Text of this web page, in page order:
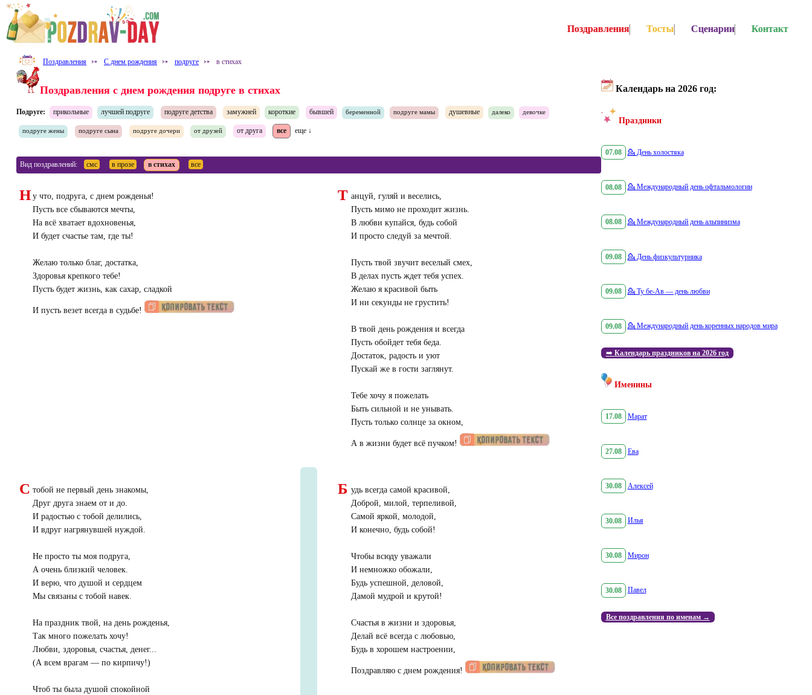
Поздравления ⤐ С днем рождения ⤐ подруге ⤐ в стихах
Поздравления с днем рождения подруге в стихах
Подруге: прикольные лучшей подруге подруге детства замужней короткие бывшей беременной подруге мамы душевные далеко девочке
подруге жены подруге сына подруге дочери от друзей от друга все еще ↓
Вид поздравлений: смс в прозе в стихах все
Н у что, подруга, с днем рожденья!
Пусть все сбываются мечты,
На всё хватает вдохновенья,
И будет счастье там, где ты!
Желаю только благ, достатка,
Здоровья крепкого тебе!
Пусть будет жизнь, как сахар, сладкой
И пусть везет всегда в судьбе!
Т анцуй, гуляй и веселись,
Пусть мимо не проходит жизнь.
В любви купайся, будь собой
И просто следуй за мечтой.
Пусть твой звучит веселый смех,
В делах пусть ждет тебя успех.
Желаю я красивой быть
И ни секунды не грустить!
В твой день рождения и всегда
Пусть обойдет тебя беда.
Достаток, радость и уют
Пускай же в гости заглянут.
Тебе хочу я пожелать
Быть сильной и не унывать.
Пусть только солнце за окном,
А в жизни будет всё пучком!
С тобой не первый день знакомы,
Друг друга знаем от и до.
И радостью с тобой делились,
И вдруг нагрянувшей нуждой.
Не просто ты моя подруга,
А очень близкий человек.
И верю, что душой и сердцем
Мы связаны с тобой навек.
На праздник твой, на день рожденья,
Так много пожелать хочу!
Любви, здоровья, счастья, денег...
(А всем врагам — по кирпичу!)
Чтоб ты была душой спокойной
Б удь всегда самой красивой,
Доброй, милой, терпеливой,
Самой яркой, молодой,
И конечно, будь собой!
Чтобы всюду уважали
И немножко обожали,
Будь успешной, деловой,
Дамой мудрой и крутой!
Счастья в жизни и здоровья,
Делай всё всегда с любовью,
Будь в хорошем настроении,
Поздравляю с днем рождения!
Календарь на 2026 год:
Праздники
07.08 💁 День холостяка
08.08 💁 Международный день офтальмологии
08.08 💁 Международный день альпинизма
09.08 💁 День физкультурника
09.08 💁 Ту бе-Ав — день любви
09.08 💁 Международный день коренных народов мира
➡️ Календарь праздников на 2026 год
Именины
17.08 Марат
27.08 Ева
30.08 Алексей
30.08 Илья
30.08 Мирон
30.08 Павел
Все поздравления по именам →
Поздравления Тосты Сценарии Контакт